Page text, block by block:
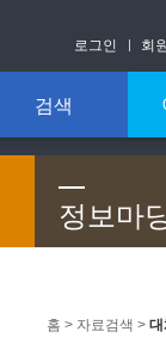
로그인 회
검색
정보마
홈 > 자료검색 > 대